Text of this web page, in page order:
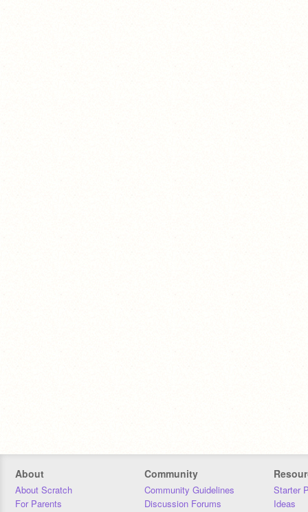
About
About Scratch
For Parents
Community
Community Guidelines
Discussion Forums
Starter
Ideas